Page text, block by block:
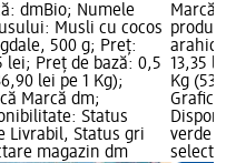
dmBio; Numele
Musli cu cocos
500 g; Preț:
lei; Preț de bază: 0,5
lei pe 1 Kg);
Marcă dm;
Status
Livrabil, Status gri
magazin dm
Marcă:
arahide,
13,35
Kg
Grafică
verde